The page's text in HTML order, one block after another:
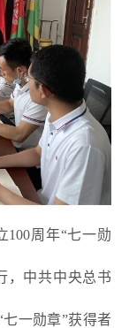
100周年“七一勋
，中共中央总书
一勋章”获得者